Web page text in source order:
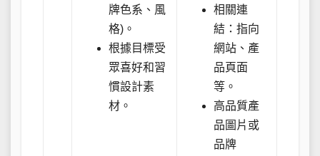
牌色系、風
格)。
根據目標受
眾喜好和習
慣設計素
材。
相關連
結：指向
網站、產
品頁面
等。
高品質產
品圖片或
品牌